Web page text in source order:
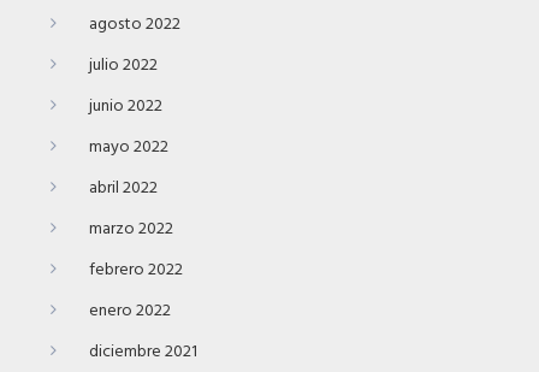
agosto 2022
julio 2022
junio 2022
mayo 2022
abril 2022
marzo 2022
febrero 2022
enero 2022
diciembre 2021